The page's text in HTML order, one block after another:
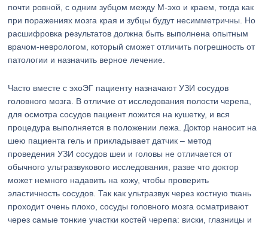
почти ровной, с одним зубцом между М-эхо и краем, тогда как
при поражениях мозга края и зубцы будут несимметричны. Но
расшифровка результатов должна быть выполнена опытным
врачом-неврологом, который сможет отличить погрешность от
патологии и назначить верное лечение.
Часто вместе с эхоЭГ пациенту назначают УЗИ сосудов
головного мозга. В отличие от исследования полости черепа,
для осмотра сосудов пациент ложится на кушетку, и вся
процедура выполняется в положении лежа. Доктор наносит на
шею пациента гель и прикладывает датчик – метод
проведения УЗИ сосудов шеи и головы не отличается от
обычного ультразвукового исследования, разве что доктор
может немного надавить на кожу, чтобы проверить
эластичность сосудов. Так как ультразвук через костную ткань
проходит очень плохо, сосуды головного мозга осматривают
через самые тонкие участки костей черепа: виски, глазницы и